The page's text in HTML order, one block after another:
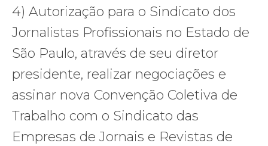
4) Autorização para o Sindicato dos
Jornalistas Profissionais no Estado de
São Paulo, através de seu diretor
presidente, realizar negociações e
assinar nova Convenção Coletiva de
Trabalho com o Sindicato das
Empresas de Jornais e Revistas de